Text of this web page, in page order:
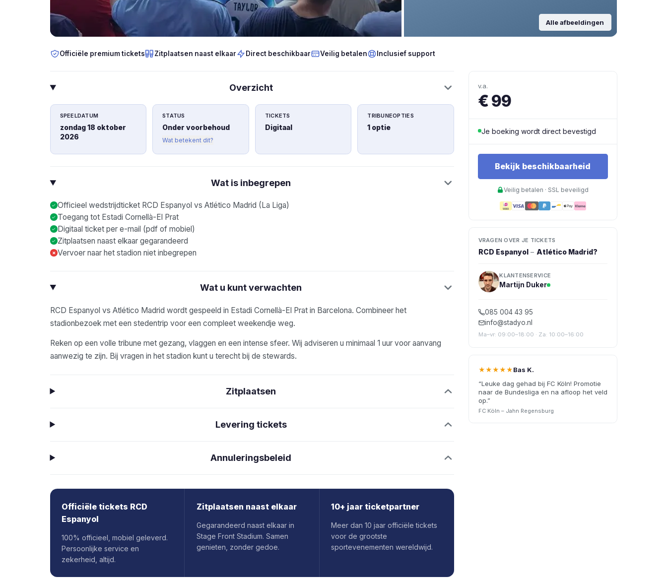
Alle afbeeldingen
Officiële premium tickets Zitplaatsen naast elkaar Direct beschikbaar Veilig betalen Inclusief support
Overzicht
SPEELDATUM
zondag 18 oktober
2026
STATUS
Onder voorbehoud
Wat betekent dit?
TICKETS
Digitaal
TRIBUNEOPTIES
1 optie
Wat is inbegrepen
Officieel wedstrijdticket RCD Espanyol vs Atlético Madrid (La Liga)
Toegang tot Estadi Cornellà-El Prat
Digitaal ticket per e-mail (pdf of mobiel)
Zitplaatsen naast elkaar gegarandeerd
× Vervoer naar het stadion niet inbegrepen
Wat u kunt verwachten
RCD Espanyol vs Atlético Madrid wordt gespeeld in Estadi Cornellà-El Prat in Barcelona. Combineer het
stadionbezoek met een stedentrip voor een compleet weekendje weg.
Reken op een volle tribune met gezang, vlaggen en een intense sfeer. Wij adviseren u minimaal 1 uur voor aanvang
aanwezig te zijn. Bij vragen in het stadion kunt u terecht bij de stewards.
Zitplaatsen
Levering tickets
Annuleringsbeleid
Officiële tickets RCD
Espanyol
100% officieel, mobiel geleverd.
Persoonlijke service en
zekerheid, altijd.
Zitplaatsen naast elkaar
Gegarandeerd naast elkaar in
Stage Front Stadium. Samen
genieten, zonder gedoe.
10+ jaar ticketpartner
Meer dan 10 jaar officiële tickets
voor de grootste
sportevenementen wereldwijd.
v.a.
€ 99
Je boeking wordt direct bevestigd
Bekijk beschikbaarheid
Veilig betalen · SSL beveiligd
VRAGEN OVER JE TICKETS
RCD Espanyol – Atlético Madrid?
KLANTENSERVICE
Martijn Duker
085 004 43 95
info@stadyo.nl
Ma–vr: 09:00–18:00 · Za: 10:00–16:00
★★★★★Bas K.
“Leuke dag gehad bij FC Köln! Promotie
naar de Bundesliga en na afloop het veld
op.”
FC Köln – Jahn Regensburg